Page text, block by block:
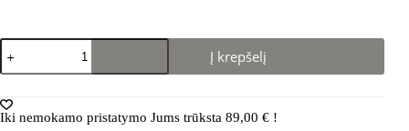
produkto
kiekis:
Crocs™
šlepetės
unisex
Į krepšelį
Iki nemokamo pristatymo Jums trūksta 89,00 € !